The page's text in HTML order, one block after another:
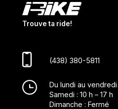
Trouve ta ride!
(438) 380-5811
Du lundi au vendredi
Samedi : 10 h – 17 h
Dimanche : Fermé